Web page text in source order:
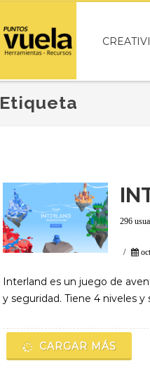
Etiqueta
296
/
Interland es un juego de
y seguridad. Tiene 4 niveles
CARGAR MÁS